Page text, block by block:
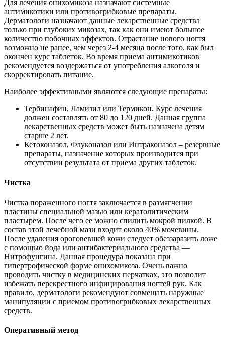
Для лечения онихомикоза назначают системные
антимикотики или противогрибковые препараты.
Дерматологи назначают данные лекарственные средства
только при глубоких микозах, так как они имеют большое
количество побочных эффектов. Отрастание нового ногтя
возможно не ранее, чем через 2-4 месяца после того, как был
окончен курс таблеток. Во время приема антимикотиков
рекомендуется воздержаться от употребления алкоголя и
скорректировать питание.
Наиболее эффективными являются следующие препараты:
Тербинафин, Ламизил или Термикон. Курс лечения
должен составлять от 80 до 120 дней. Данная группа
лекарственных средств может быть назначена детям
старше 2 лет.
Кетоконазол, Флуконазол или Интраконазол – резервные
препараты, назначение которых производится при
отсутствии результата от приема других таблеток.
Чистка
Чистка пораженного ногтя заключается в размягчении
пластины специальной мазью или кератолитическим
пластырем. После чего ее можно спилить мокрой пилкой. В
состав этой лечебной мази входит около 40% мочевины.
После удаления ороговевшей кожи следует обеззаразить ложе
с помощью йода или антибактериального средства —
Нитрофунгина. Данная процедура показана при
гипертрофической форме онихомикоза. Очень важно
проводить чистку в медицинских перчатках, это позволит
избежать перекрестного инфицирования ногтей рук. Как
правило, дерматологи рекомендуют совмещать наружные
манипуляции с приемом противогрибковых лекарственных
средств.
Оперативный метод